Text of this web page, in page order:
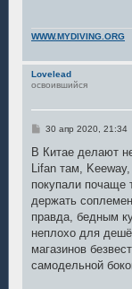
WWW.MYDIVING.ORG
Lovelead
освоившийся
С
о
щ
е
и
е
30 апр 2020, 21:34
В Китае делают
Lifan там,
покупали почаще
держать
правда, бедным
неплохо для
магазинов
самодельной